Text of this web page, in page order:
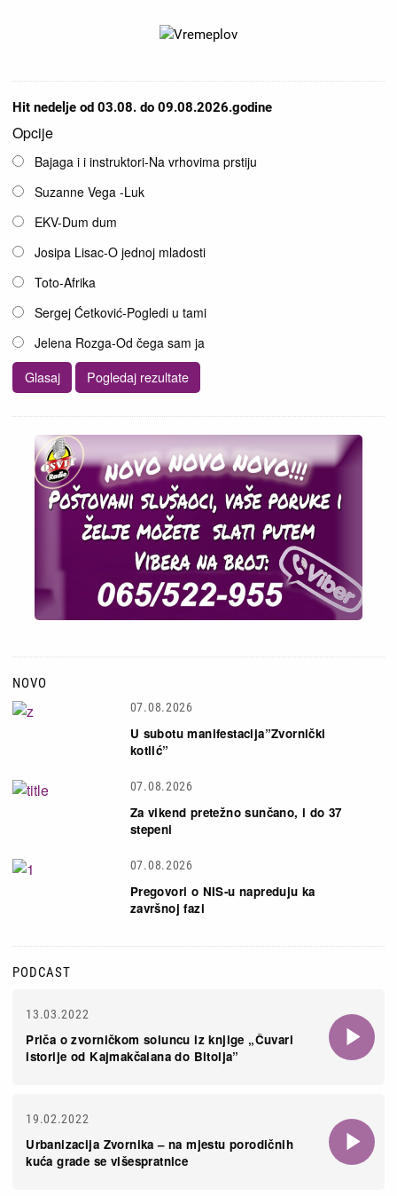
Hit nedelje od 03.08. do 09.08.2026.godine
Opcije
Bajaga i i instruktori-Na vrhovima prstiju
Suzanne Vega -Luk
EKV-Dum dum
Josipa Lisac-O jednoj mladosti
Toto-Afrika
Sergej Ćetković-Pogledi u tami
Jelena Rozga-Od čega sam ja
NOVO
07.08.2026
U subotu manifestacija”Zvornički
kotlić”
07.08.2026
Za vikend pretežno sunčano, i do 37
stepeni
07.08.2026
Pregovori o NIS-u napreduju ka
završnoj fazi
PODCAST
13.03.2022
Priča o zvorničkom soluncu iz knjige „Čuvari
istorije od Kajmakčalana do Bitolja”
19.02.2022
Urbanizacija Zvornika – na mjestu porodičnih
kuća grade se višespratnice